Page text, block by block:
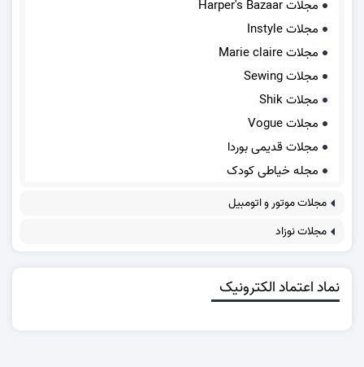
مجلات Harper's Bazaar
مجلات Instyle
مجلات Marie claire
مجلات Sewing
مجلات Shik
مجلات Vogue
مجلات قدیمی بوردا
مجله خیاطی کودک
مجلات موتور و اتومبیل
مجلات نوزاد
نماد اعتماد الکترونیک